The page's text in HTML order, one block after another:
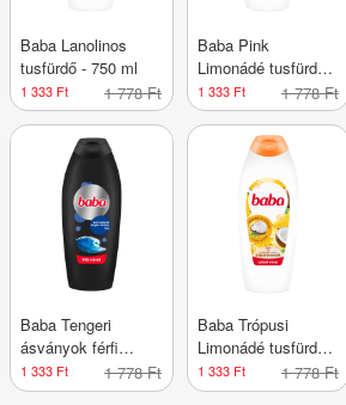
Baba Lanolinos
tusfürdő - 750 ml
1 333 Ft 1 778 Ft
Baba Pink
Limonádé tusfürdő -
750 ml
1 333 Ft 1 778 Ft
Baba Tengeri
ásványok férfi
tusfürdő - 750 ml
1 333 Ft 1 778 Ft
Baba Trópusi
Limonádé tusfürdő -
750 ml
1 333 Ft 1 778 Ft